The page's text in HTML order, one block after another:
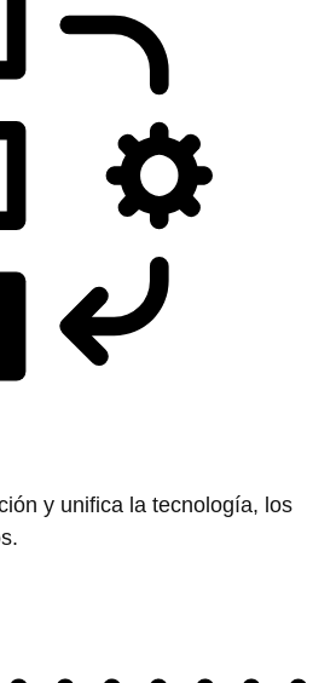
y unifica la tecnología, los